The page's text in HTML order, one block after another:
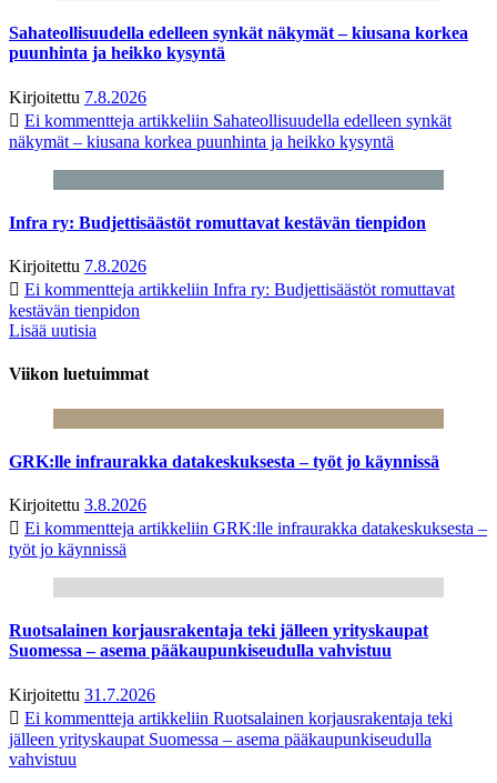
Sahateollisuudella edelleen synkät näkymät – kiusana korkea
puunhinta ja heikko kysyntä
Kirjoitettu 7.8.2026
Ei kommentteja artikkeliin Sahateollisuudella edelleen synkät
näkymät – kiusana korkea puunhinta ja heikko kysyntä
Infra ry: Budjettisäästöt romuttavat kestävän tienpidon
Kirjoitettu 7.8.2026
Ei kommentteja artikkeliin Infra ry: Budjettisäästöt romuttavat
kestävän tienpidon
Lisää uutisia
Viikon luetuimmat
GRK:lle infraurakka datakeskuksesta – työt jo käynnissä
Kirjoitettu 3.8.2026
Ei kommentteja artikkeliin GRK:lle infraurakka datakeskuksesta –
työt jo käynnissä
Ruotsalainen korjausrakentaja teki jälleen yrityskaupat
Suomessa – asema pääkaupunkiseudulla vahvistuu
Kirjoitettu 31.7.2026
Ei kommentteja artikkeliin Ruotsalainen korjausrakentaja teki
jälleen yrityskaupat Suomessa – asema pääkaupunkiseudulla
vahvistuu